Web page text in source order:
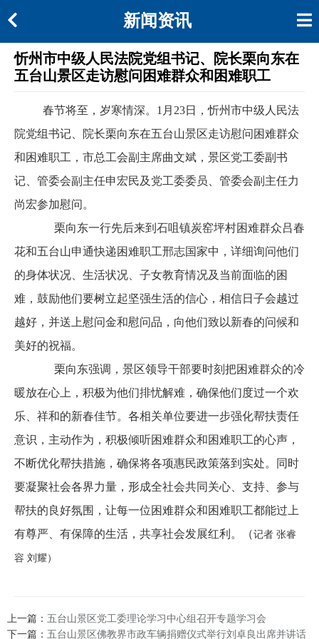
新闻资讯
忻州市中级人民法院党组书记、院长栗向东在
五台山景区走访慰问困难群众和困难职工
春节将至，岁寒情深。 1月23日，忻州市中级人民法
院党组书记、院长栗向东在五台山景区走访慰问困难群众
和困难职工， 市总工会副主席曲文斌， 景区党工委副书
记、管委会副主任申宏民及党工委委员、管委会副主任力
尚宏参加慰问。
栗向东一行先后来到石咀镇炭窑坪村困难群众吕春
花和五台山申通快递困难职工邢志国家中，详细询问他们
的身体状况、生活状况、子女教育情况及当前面临的困
难，鼓励他们要树立起坚强生活的信心，相信日子会越过
越好，并送上慰问金和慰问品，向他们致以新春的问候和
美好的祝福。
栗向东强调，景区领导干部要时刻把困难群众的冷
暖放在心上，积极为他们排忧解难，确保他们度过一个欢
乐、祥和的新春佳节。各相关单位要进一步强化帮扶责任
意识，主动作为，积极倾听困难群众和困难职工的心声，
不断优化帮扶措施，确保将各项惠民政策落到实处。同时
要凝聚社会各界力量，形成全社会共同关心、支持、参与
帮扶的良好氛围，让每一位困难群众和困难职工都能过上
有尊严、有保障的生活，共享社会发展红利。（记者 张睿
容 刘耀 ）
上一篇： 五台山景区党工委理论学习中心组召开专题学习会
下一篇： 五台山景区佛教界市政车辆捐赠仪式举行刘卓良出席并讲话